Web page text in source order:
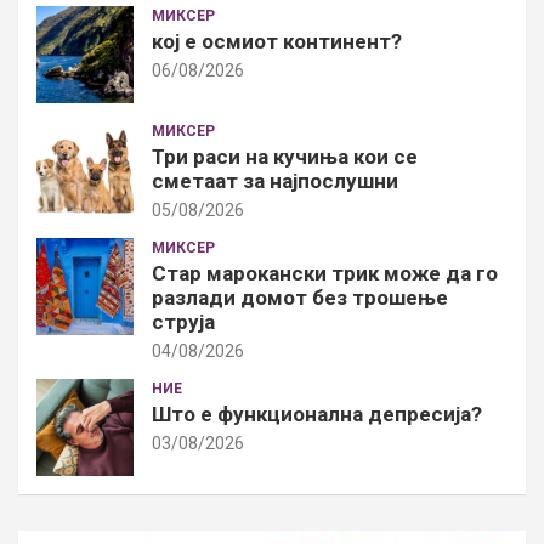
МИКСЕР
кој е осмиот континент?
06/08/2026
МИКСЕР
Три раси на кучиња кои се
сметаат за најпослушни
05/08/2026
МИКСЕР
Стар марокански трик може да го
разлади домот без трошење
струја
04/08/2026
НИЕ
Што е функционална депресија?
03/08/2026